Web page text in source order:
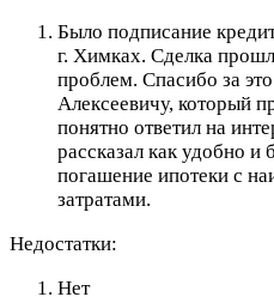
Было подписание
г. Химках. Сделка
проблем. Спасибо за
Алексеевичу, который
понятно ответил на
рассказал как удобно и
погашение ипотеки с
затратами.
Недостатки:
Нет